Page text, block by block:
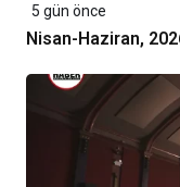
5 gün önce
Nisan-Haziran,